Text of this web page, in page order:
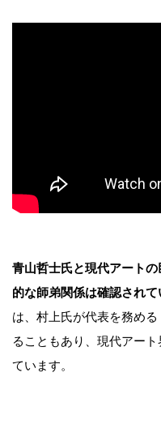
青山哲士氏と現代アート
的な師弟関係は確認されて
は、村上氏が代表を務め
ることもあり、現代アー
ています。